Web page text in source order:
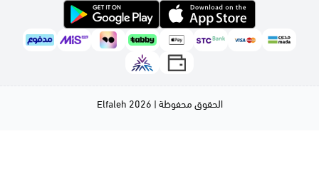
الحقوق محفوظة | 2026 Elfaleh